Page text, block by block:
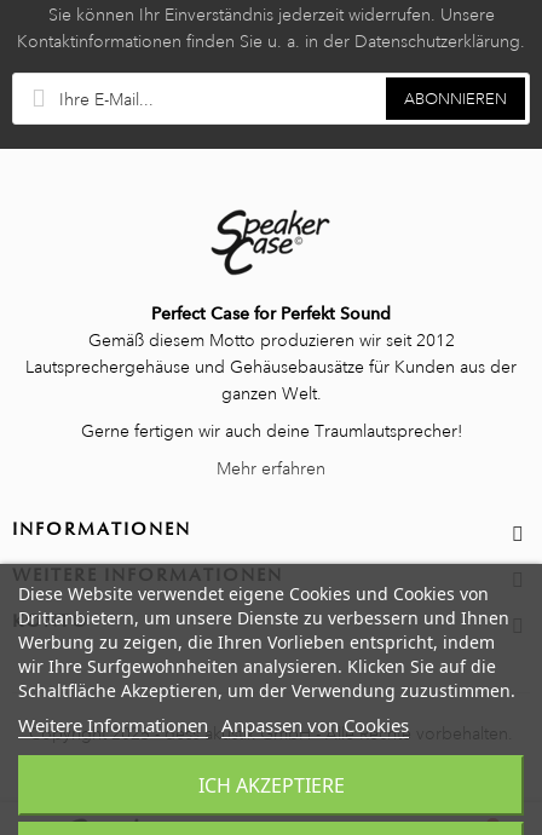
0
Sie können Ihr Einverständnis jederzeit widerrufen. Unsere
Kontaktinformationen finden Sie u. a. in der Datenschutzerklärung.
ABONNIEREN
Perfect Case for Perfekt Sound
Gemäß diesem Motto produzieren wir seit 2012
Lautsprechergehäuse und Gehäusebausätze für Kunden aus der
ganzen Welt.
Gerne fertigen wir auch deine Traumlautsprecher!
Mehr erfahren
INFORMATIONEN
WEITERE INFORMATIONEN
KONTO
Diese Website verwendet eigene Cookies und Cookies von
Drittanbietern, um unsere Dienste zu verbessern und Ihnen
Werbung zu zeigen, die Ihren Vorlieben entspricht, indem
wir Ihre Surfgewohnheiten analysieren. Klicken Sie auf die
Schaltfläche Akzeptieren, um der Verwendung zuzustimmen.
Weitere Informationen Anpassen von Cookies
ICH AKZEPTIERE
Copyright 2025 - dess akustik GmbH - Alle Rechte vorbehalten.